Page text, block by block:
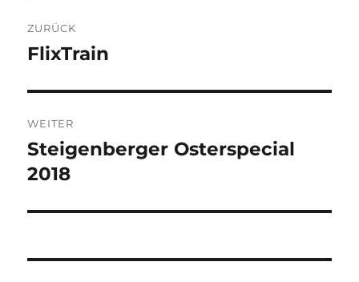
ZURÜCK
Vorheriger
FlixTrain
WEITER
Nächster
Beitrag:
Steigenberger Osterspecial
2018